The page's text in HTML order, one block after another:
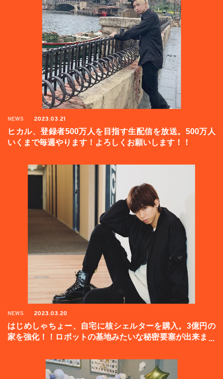
NEWS 2023.03.21
ヒカル、登録者500万人を目指す生配信を放送。500万人
いくまで毎週やります！よろしくお願いします！！
NEWS 2023.03.20
はじめしゃちょー、自宅に核シェルターを購入。3億円の
家を強化！！ロボットの基地みたいな秘密要塞が出来まし